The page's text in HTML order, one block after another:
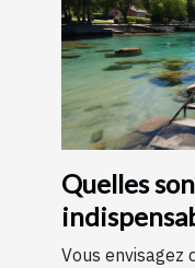
Quelles
Annecy ?
Vous envisagez